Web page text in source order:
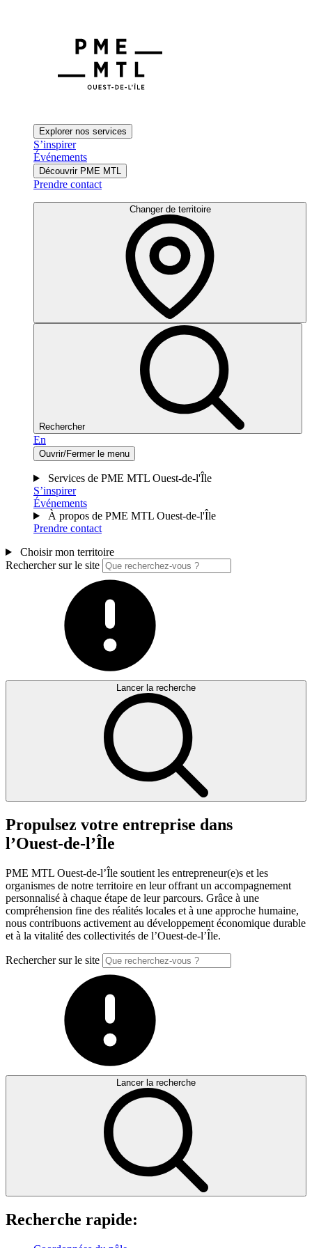
Explorer nos services
S’inspirer
Événements
Découvrir PME MTL
Prendre contact
Changer de territoire
Rechercher
En
Ouvrir/Fermer le menu
Services de PME MTL Ouest-de-l'Île
S’inspirer
Événements
À propos de PME MTL Ouest-de-l'Île
Prendre contact
Choisir mon territoire
Rechercher sur le site
Lancer la recherche
Propulsez votre entreprise dans
l’Ouest-de-l’Île
PME MTL Ouest-de-l’Île soutient les entrepreneur(e)s et les
organismes de notre territoire en leur offrant un accompagnement
personnalisé à chaque étape de leur parcours. Grâce à une
compréhension fine des réalités locales et à une approche humaine,
nous contribuons activement au développement économique durable
et à la vitalité des collectivités de l’Ouest-de-l’Île.
Rechercher sur le site
Lancer la recherche
Recherche rapide: